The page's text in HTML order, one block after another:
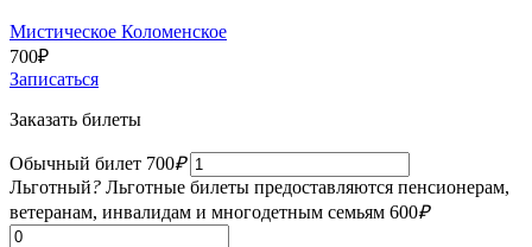
Мистическое Коломенское
700₽
Записаться
Заказать билеты
Обычный билет 700₽
Льготный? Льготные билеты предоставляются пенсионерам,
ветеранам, инвалидам и многодетным семьям 600₽